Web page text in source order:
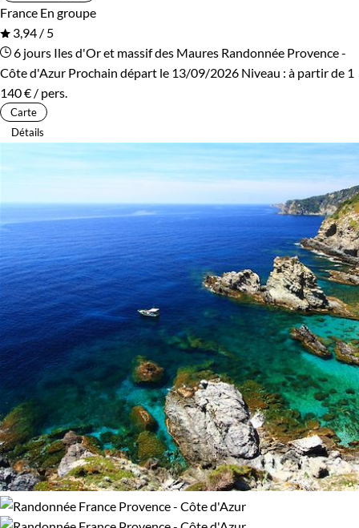
France En groupe
3,94 / 5
6 jours Iles d'Or et massif des Maures Randonnée Provence -
Côte d'Azur Prochain départ le 13/09/2026 Niveau : à partir de 1
140 € / pers.
Carte
Détails